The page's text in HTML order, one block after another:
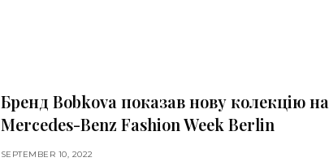
Бренд Bobkova показав нову колекцію на
Mercedes-Benz Fashion Week Berlin
SEPTEMBER 10, 2022